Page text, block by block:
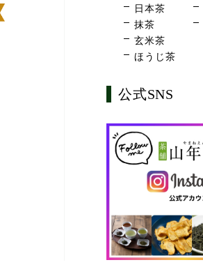
日本茶
抹茶
玄米茶
ほうじ茶
公式SNS